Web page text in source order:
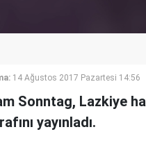
14 Ağustos 2017 Pazartesi 14:56
Sonntag, Lazkiye
yayınladı.